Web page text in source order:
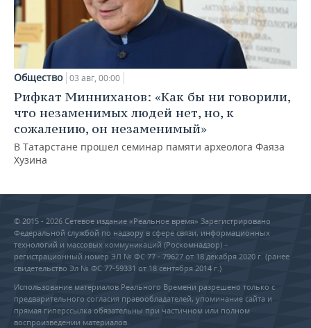
Общество 03 авг, 00:00
Рифкат Минниханов: «Как бы ни говорили,
что незаменимых людей нет, но, к
сожалению, он незаменимый»
В Татарстане прошел семинар памяти археолога Фаяза
Хузина
© 2015 - 2026 Сетевое издание «Реальное время» Зарегистрировано
Федеральной службой по надзору в сфере связи, информационных
технологий и массовых коммуникаций (Роскомнадзор) –
регистрационный номер ЭЛ № ФС 77 - 79627 от 18 декабря 2020 г. (ранее
свидетельство Эл № ФС 77-59331 от 18 сентября 2014 г.)
Использование материалов Реального Времени разрешено только с
предварительного согласия правообладателей, упоминание сайта и
прямая гиперссылка обязательны при частичном или полном
воспроизведении материалов.